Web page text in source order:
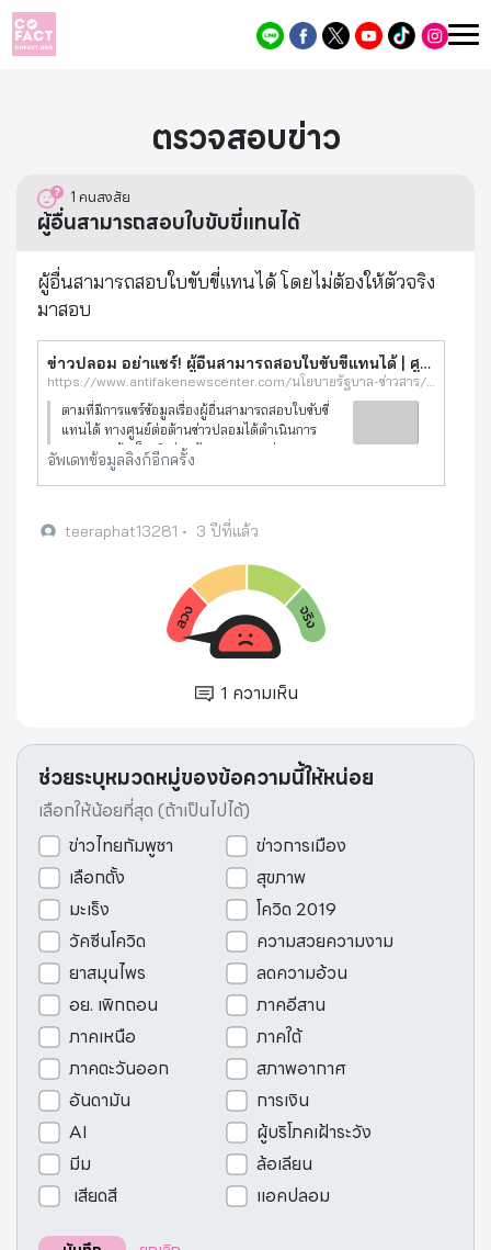
ตรวจสอบข่าว
1 คนสงสัย
ผู้อื่นสามารถสอบใบขับขี่แทนได้
ผู้อื่นสามารถสอบใบขับขี่แทนได้ โดยไม่ต้องให้ตัวจริง
มาสอบ
ข่าวปลอม อย่าแชร์! ผู้อื่นสามารถสอบใบขับขี่แทนได้ | ศูนย์ต่อต้านข่าวปลอม
https://www.antifakenewscenter.com/นโยบายรัฐบาล-ข่าวสาร/ข่าวปลอม-อย่าแชร์-ผู้อื่นสามารถสอบใบขับขี่แทนได้/
ตามที่มีการแชร์ข้อมูลเรื่องผู้อื่นสามารถสอบใบขับขี่
แทนได้ ทางศูนย์ต่อต้านข่าวปลอมได้ดำเนินการ
ตรวจสอบข้อเท็จจริงร่วมกับกรมการขนส่งทางบก
กระทรวงคมนาคม พบว่าข้อมูลดังกล่าว เป็นข้อมูล
เท็จ จากกรณีที่มีการพ
อัพเดทข้อมูลลิงก์อีกครั้ง
teeraphat13281 • 3 ปีที่แล้ว
1 ความเห็น
ช่วยระบุหมวดหมู่ของข้อความนี้ให้หน่อย
เลือกให้น้อยที่สุด (ถ้าเป็นไปได้)
ข่าวไทยกัมพูชา
ข่าวการเมือง
เลือกตั้ง
สุขภาพ
มะเร็ง
โควิด 2019
วัคซีนโควิด
ความสวยความงาม
ยาสมุนไพร
ลดความอ้วน
อย. เพิกถอน
ภาคอีสาน
ภาคเหนือ
ภาคใต้
ภาคตะวันออก
สภาพอากาศ
อันดามัน
การเงิน
AI
ผู้บริโภคเฝ้าระวัง
มีม
ล้อเลียน
เสียดสี
แอคปลอม